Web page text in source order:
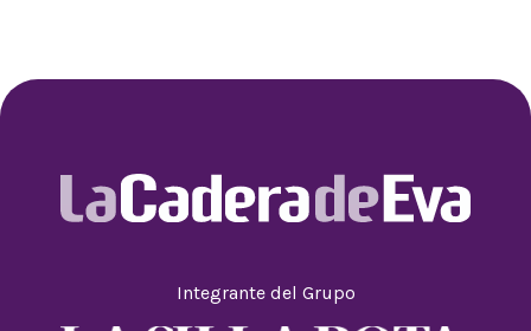
Integrante del Grupo